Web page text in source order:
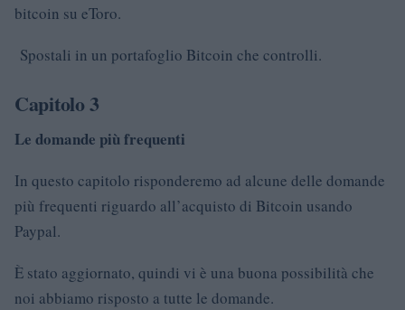
bitcoin su eToro.
Spostali in un portafoglio Bitcoin che controlli.
Capitolo 3
Le domande più frequenti
In questo capitolo risponderemo ad alcune delle domande
più frequenti riguardo all’acquisto di Bitcoin usando
Paypal.
È stato aggiornato, quindi vi è una buona possibilità che
noi abbiamo risposto a tutte le domande.